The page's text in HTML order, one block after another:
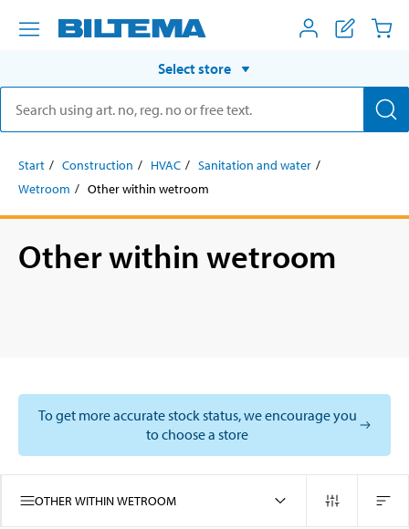
Select store
Start Construction HVAC
Sanitation and water
Wetroom
Other within wetroom
Other within wetroom
To get more accurate stock status, we encourage you
to choose a store
OTHER WITHIN WETROOM